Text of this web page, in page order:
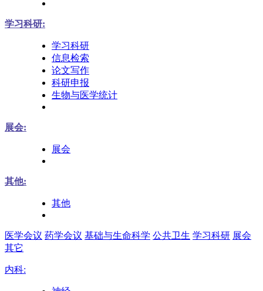
学习科研:
学习科研
信息检索
论文写作
科研申报
生物与医学统计
展会:
展会
其他:
其他
医学会议 药学会议 基础与生命科学 公共卫生 学习科研 展会
其它
内科: